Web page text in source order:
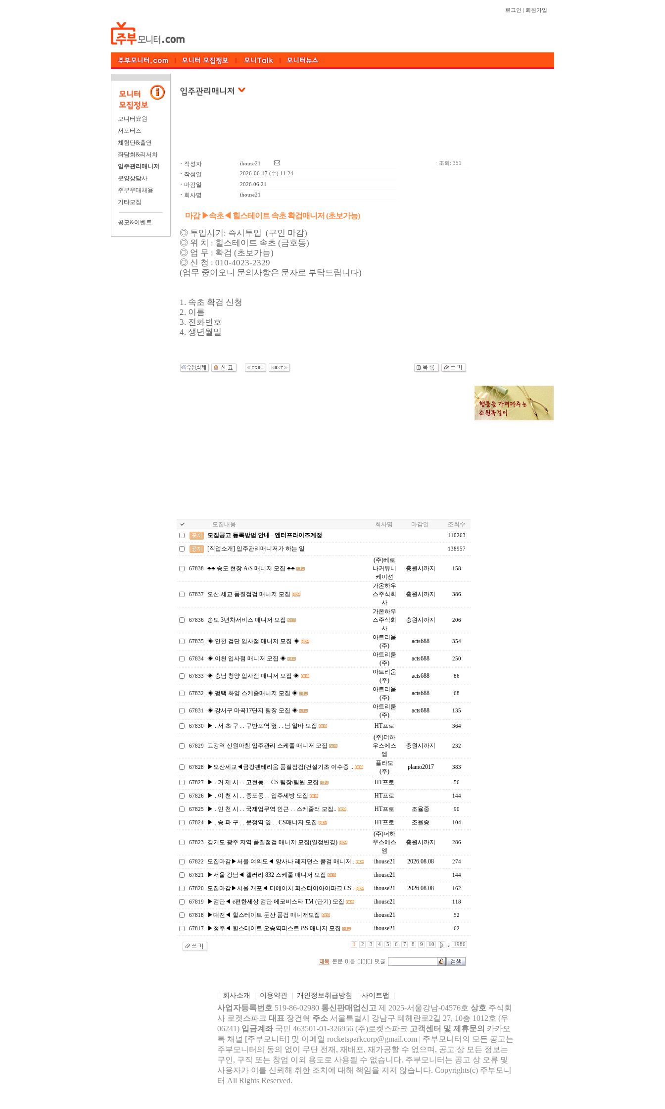
로그인 회원가입
모니터요원
서포터즈
체험단&출연
좌담회&리서치
입주관리매니저
분양상담사
주부우대채용
기타모집
공모&이벤트
ㆍ 작성자 ihouse21
ㆍ 작성일 2026-06-17 (수) 11:24
ㆍ 마감일 2026.06.21
ㆍ 회사명 ihouse21
ㆍ조회: 351
마감 ▶속초◀ 힐스테이트 속초 확검매니저 (초보가능)
◎ 투입시기: 즉시투입 (구인 마감)
◎ 위 치 : 힐스테이트 속초 (금호동)
◎ 업 무 : 확검 (초보가능)
◎ 신 청 : 010-4023-2329
(업무 중이오니 문의사항은 문자로 부탁드립니다)
1. 속초 확검 신청
2. 이름
3. 전화번호
4. 생년월일
모집내용 회사명 마감일
조회수
모집공고 등록방법 안내 - 엔터프라이즈계정
110263
[직업소개] 입주관리매니저가 하는 일 138957
67838 ♣♣ 송도 현장 A/S 매니저 모집 ♣♣
(주)베로
나커뮤니
케이션
충원시까지 158
67837 오산 세교 품질점검 매니저 모집
가온하우
스주식회
사
충원시까지 386
67836 송도 3년차서비스 매니저 모집
가온하우
스주식회
사
충원시까지 206
67835 ◈ 인천 검단 입사점 매니저 모집 ◈
아트리움
(주)
acts688 354
67834 ◈ 이천 입사점 매니저 모집 ◈
아트리움
(주)
acts688 250
67833 ◈ 충남 청양 입사점 매니저 모집 ◈
아트리움
(주)
acts688 86
67832 ◈ 펑택 화양 스케즐매니저 모집 ◈
아트리움
(주)
acts688 68
67831 ◈ 강서구 마곡17단지 팀장 모집 ◈
아트리움
(주)
acts688 135
67830 ▶ . 서 초 구 . . 구반포역 옆 . . 남 알바 모집 HT프로 364
67829 고강역 신원아침 입주관리 스케줄 매니저 모집
(주)더하
우스에스
엠
충원시까지 232
67828 ▶오산세교◀금강펜테리움 품질점검(건설기초 이수증 ..
플라모
(주)
plamo2017 383
67827 ▶ . 거 제 시 . . 고현동 . . CS 팀장/팀원 모집 HT프로 56
67826 ▶ . 이 천 시 . . 증포동 . . 입주세방 모집 HT프로 144
67825 ▶ . 인 천 시 . . 국제업무역 인근 . . 스케줄러 모집.. HT프로 조율중 90
67824 ▶ . 송 파 구 . . 문정역 옆 . . CS매니저 모집 HT프로 조율중 104
67823 경기도 광주 지역 품질점검 매니저 모집(일정변경)
(주)더하
우스에스
엠
충원시까지 286
67822 모집마감▶서울 여의도◀ 앙사나 레지던스 품검 매니저.. ihouse21 2026.08.08 274
67821 ▶서울 강남◀ 갤러리 832 스케줄 매니저 모집 ihouse21 144
67820 모집마감▶서울 개포◀ 디에이치 퍼스티어아이파크 CS.. ihouse21 2026.08.08 162
67819 ▶검단◀ e편한세상 검단 에코비스타 TM (단기) 모집 ihouse21 118
67818 ▶대전◀ 힐스테이트 둔산 품검 매니저모집 ihouse21 52
67817 ▶청주◀ 힐스테이트 오송역퍼스트 BS 매니저 모집 ihouse21 62
1 2 3 4 5 6 7 8 9 10 ,,, 1986
회사소개 이용약관| 개인정보취급방침 사이트맵
사업자등록번호 519-86-02980 통신판매업신고 제 2025-서울강남-04576호 상호 주식회
사 로켓스파크 대표 장건혁 주소 서울특별시 강남구 테헤란로2길 27, 10층 1012호 (우
06241) 입금계좌 국민 463501-01-326956 (주)로켓스파크 고객센터 및 제휴문의 카카오
톡 채널 [주부모니터] 및 이메일 rocketsparkcorp@gmail.com | 주부모니터의 모든 공고는
주부모니터의 동의 없이 무단 전재, 재배포, 재가공할 수 없으며, 공고 상 모든 정보는
구인, 구직 또는 창업 이외 용도로 사용될 수 없습니다. 주부모니터는 공고 상 오류 및
사용자가 이를 신뢰해 취한 조치에 대해 책임을 지지 않습니다. Copyrights(c) 주부모니
터 All Rights Reserved.